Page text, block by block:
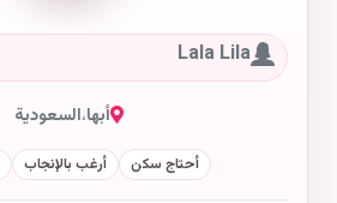
Lala Lila
أبها،السعودية
أحتاج سكن أرغب بالإنجاب